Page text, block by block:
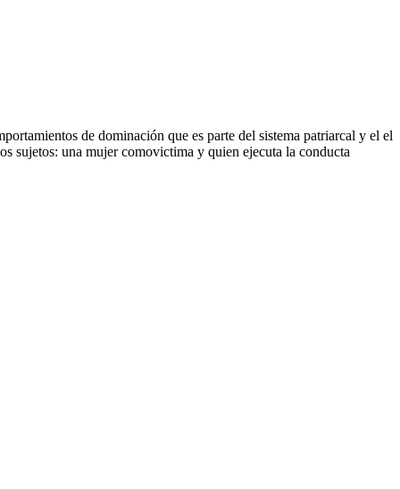
de dominación que es parte del sistema patriarcal y el el
sujetos: una mujer comovictima y quien ejecuta la conducta